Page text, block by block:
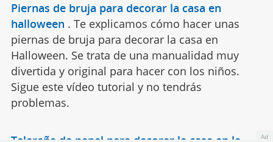
Piernas de bruja para decorar la casa en
halloween . Te explicamos cómo hacer unas
piernas de bruja para decorar la casa en
Halloween. Se trata de una manualidad muy
divertida y original para hacer con los niños.
Sigue este vídeo tutorial y no tendrás
problemas.
Ad